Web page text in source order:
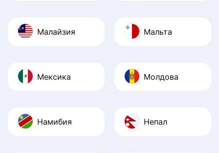
Малайзия Мальта
Мексика Молдова
Намибия Непал